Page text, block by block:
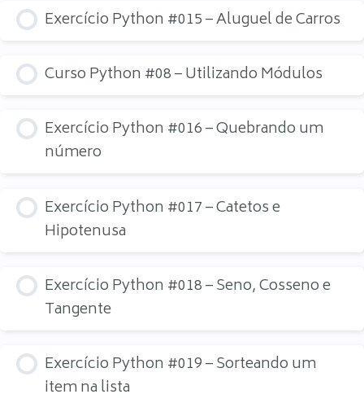
Exercício Python #015 – Aluguel de Carros
Curso Python #08 – Utilizando Módulos
Exercício Python #016 – Quebrando um
número
Exercício Python #017 – Catetos e
Hipotenusa
Exercício Python #018 – Seno, Cosseno e
Tangente
Exercício Python #019 – Sorteando um
item na lista